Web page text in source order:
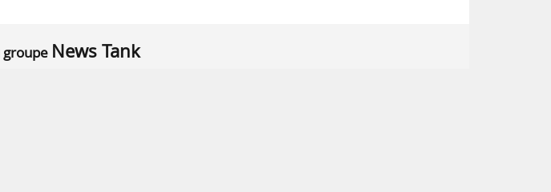
groupe News Tank